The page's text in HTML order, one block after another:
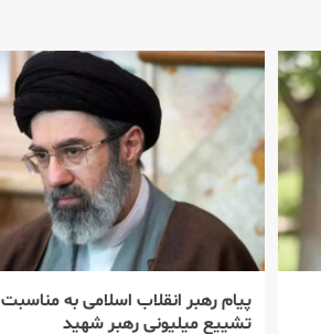
پیام رهبر انقلاب اسلامی به مناسبت
تشییع میلیونی رهبر شهید